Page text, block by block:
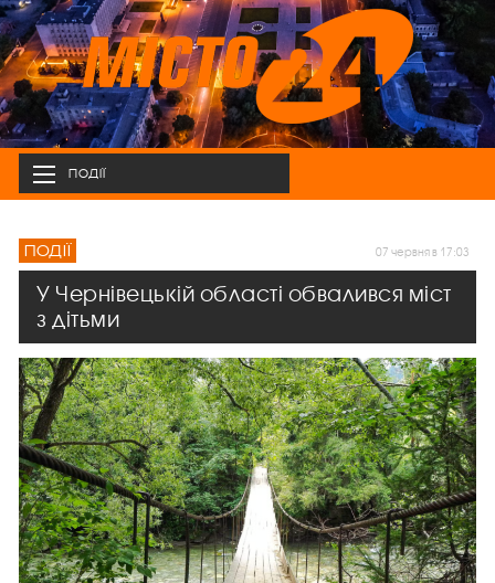
ПОДІЇ
ПОДІЇ 07 червня в 17:03
У Чернівецькій області обвалився міст
з дітьми